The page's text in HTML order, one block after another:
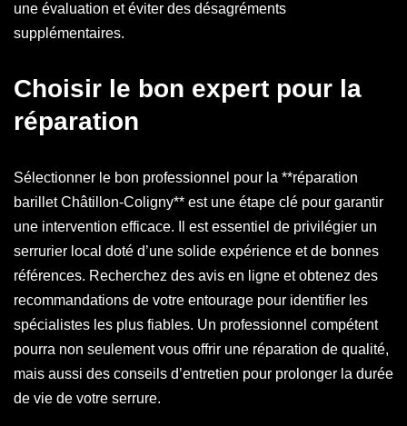
une évaluation et éviter des désagréments
supplémentaires.
Choisir le bon expert pour la
réparation
Sélectionner le bon professionnel pour la **réparation
barillet Châtillon-Coligny** est une étape clé pour garantir
une intervention efficace. Il est essentiel de privilégier un
serrurier local doté d’une solide expérience et de bonnes
références. Recherchez des avis en ligne et obtenez des
recommandations de votre entourage pour identifier les
spécialistes les plus fiables. Un professionnel compétent
pourra non seulement vous offrir une réparation de qualité,
mais aussi des conseils d’entretien pour prolonger la durée
de vie de votre serrure.